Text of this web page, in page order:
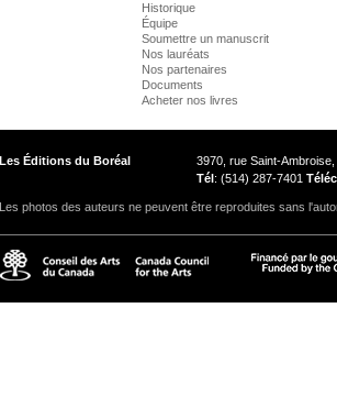
Historique
Équipe
Soumettre un manuscrit
Nos lauréats
Nos partenaires
Documents
Acheter nos livres
Les Éditions du Boréal
3970, rue Saint-
Tél : (514) 287-7401 Téléc
Les photos des auteurs ne peuvent être reproduites sans